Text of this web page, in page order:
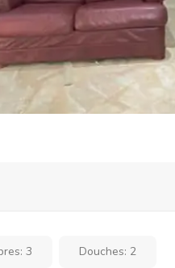
3 Douches: 2